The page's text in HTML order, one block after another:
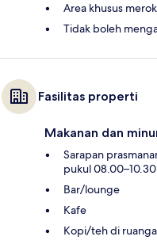
Area khusus
Tidak boleh
Fasilitas properti
Makanan dan
Sarapan
pukul 08.00–10.30
Bar/lounge
Kafe
Kopi/teh di